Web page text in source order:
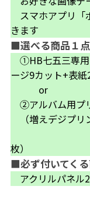
ジ
ス
スマホアプリ「
きます
■選べる商品１点
①HB七五三専用
ージ9カット+表紙
or
②アルバム用プ
（増えデジプリ
orベー
枚）
■必ず付いてく
アクリルパネル